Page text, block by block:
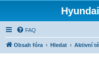
FAQ
Obsah fóra Hledat Aktivní